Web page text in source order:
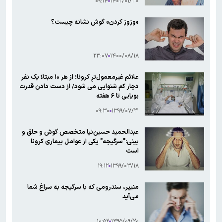
«وزوز کردن» گوش نشانه چیست؟
۱۴۰۰/۰۸/۱۸ ۲۳:۰۷
علائم غیرمعمول‌ترِ کرونا؛ از هر ۱۰ مبتلا یک نفر
دچار کم شنوایی می شود/ از دست دادن قدرت
بویایی تا ۶ هفته
۱۳۹۹/۰۷/۲۱ ۰۹:۳۰
عبدالحمید حسین‌نیا متخصص گوش و حلق و
بینی:"سرگیجه" یکی از عوامل بیماری کرونا
است
۱۳۹۹/۰۳/۱۸ ۱۹:۱۲
منییر، سندرومی که با سرگیجه به سراغ شما
می‌آید